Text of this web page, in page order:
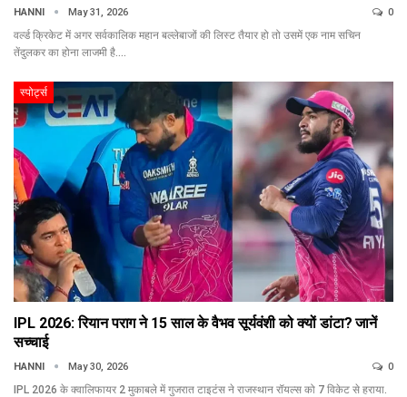
HANNI May 31, 2026 0
वर्ल्ड क्रिकेट में अगर सर्वकालिक महान बल्लेबाजों की लिस्ट तैयार हो तो उसमें एक नाम सचिन
तेंदुलकर का होना लाजमी है.…
स्पोर्ट्स
IPL 2026: रियान पराग ने 15 साल के वैभव सूर्यवंशी को क्यों डांटा? जानें
सच्चाई
HANNI May 30, 2026 0
IPL 2026 के क्वालिफायर 2 मुकाबले में गुजरात टाइटंस ने राजस्थान रॉयल्स को 7 विकेट से हराया.